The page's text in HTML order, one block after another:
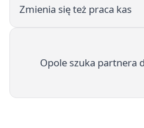
Zmienia się też praca kas
Opole szuka partnera